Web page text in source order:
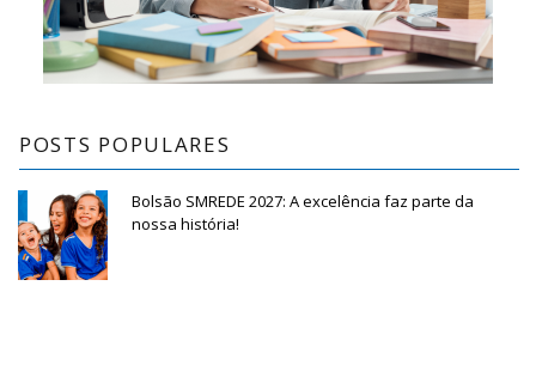
POSTS POPULARES
Bolsão SMREDE 2027: A excelência faz parte da
nossa história!